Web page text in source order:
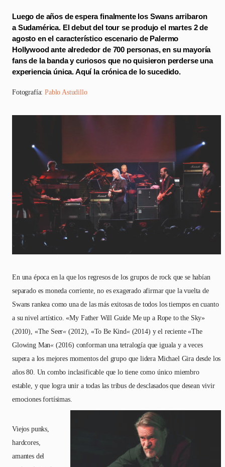
Luego de años de espera finalmente los Swans arribaron
a Sudamérica. El debut del tour se produjo el martes 2 de
agosto en el característico escenario de Palermo
Hollywood ante alrededor de 700 personas, en su mayoría
fans de la banda y curiosos que no quisieron perderse una
experiencia única. Aquí la crónica de lo sucedido.
Fotografía:Pablo Astudillo
En una época en la que los regresos de los grupos de rock que se habían
separado es moneda corriente, no es exagerado afirmar que la vuelta de
Swans rankea como una de las más exitosas de todos los tiempos en cuanto
a su nivel artístico. «My Father Will Guide Me up a Rope to the Sky»
(2010), «The Seer« (2012), «To Be Kind«(2014) y el reciente «The
Glowing Man« (2016) conforman una tetralogía que iguala y a veces
supera a los mejores momentos del grupo que lidera Michael Gira desde los
años 80. Un combo inclasificable que lo tiene como único miembro
estable, y que logra unir a todas las tribus de desclasados que desean vivir
emociones fortísimas.
Viejos punks,
hardcores,
amantes del